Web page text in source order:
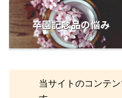
卒園記念品の悩み
当サイトのコンテ